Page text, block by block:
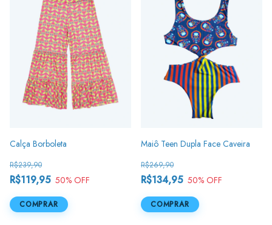
Calça Borboleta
R$119,95
R$239,90
50% OFF
COMPRAR
Maiô Teen Dupla Face Caveira
R$134,95
R$269,90
50% OFF
COMPRAR